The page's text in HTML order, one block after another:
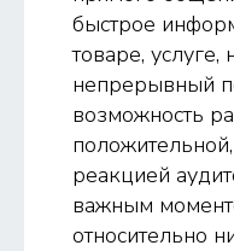
быстрое
товаре, услуге,
непрерывный
возможность
реакцией
важным
относительно